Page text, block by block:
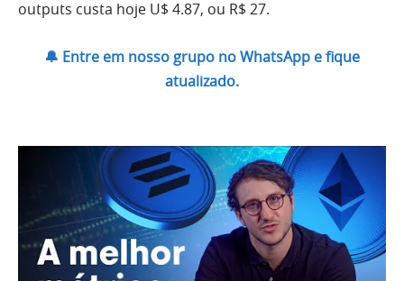
outputs custa hoje U$ 4.87, ou R$ 27.
🔔 Entre em nosso grupo no WhatsApp e fique
atualizado.